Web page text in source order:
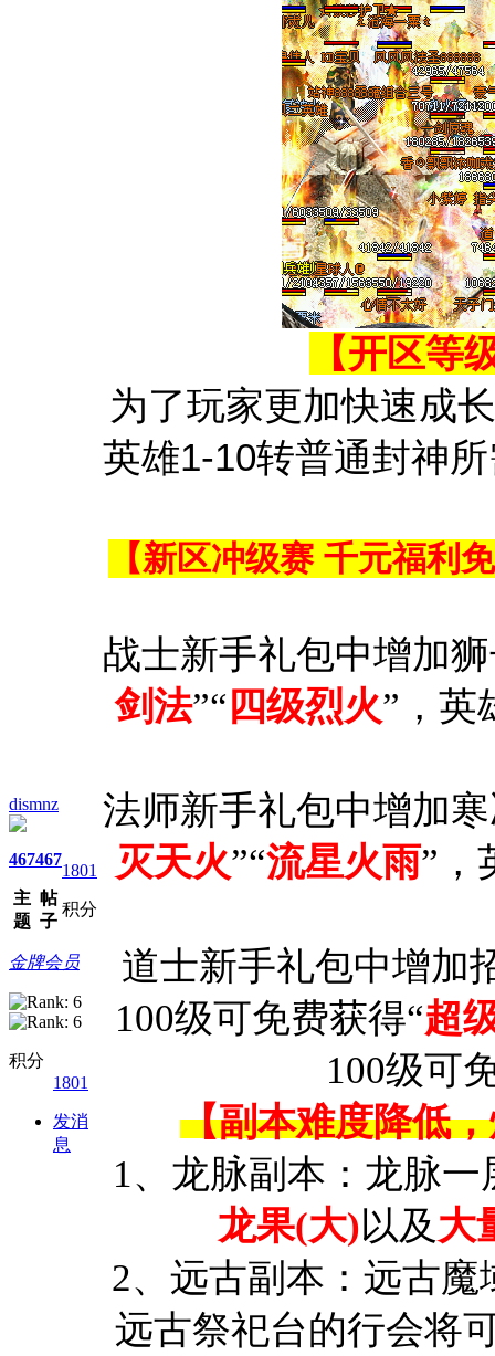
dismnz
467
主
题
467
帖
子
1801
积分
金牌会员
积分
1801
发消
息
【开区等
为了玩家更加快速成
英雄1-10转普通封神
【新区冲级赛 千元福利
战士新手礼包中增加
剑法”“ 四级烈火”，英
法师新手礼包中增加
灭天火”“流星火雨”，
道士新手礼包中增加
100级可免费获得“超
100级可
【副本难度降低
1、龙脉副本：龙脉一
龙果(大)以及 大
2、远古副本：远古
远古祭祀台的行会将